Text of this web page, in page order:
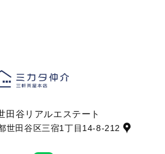
田谷リアルエステート
世田谷区三宿1丁目14-8-212